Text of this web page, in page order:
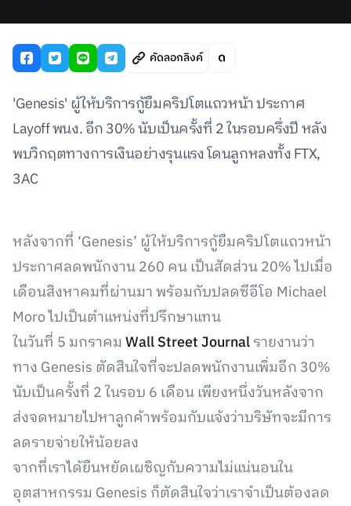
คัดลอกลิงค์
'Genesis' ผู้ให้บริการกู้ยืมคริปโตแถวหน้า ประกาศ
Layoff พนง. อีก 30% นับเป็นครั้งที่ 2 ในรอบครึ่งปี หลัง
พบวิกฤตทางการเงินอย่างรุนแรง โดนลูกหลงทั้ง FTX,
3AC
หลังจากที่ ‘Genesis’ ผู้ให้บริการกู้ยืมคริปโตแถวหน้า
ประกาศลดพนักงาน 260 คน เป็นสัดส่วน 20% ไปเมื่อ
เดือนสิงหาคมที่ผ่านมา พร้อมกับปลดซีอีโอ Michael
Moro ไปเป็นตำแหน่งที่ปรึกษาแทน
ในวันที่ 5 มกราคม Wall Street Journalรายงานว่า
ทาง Genesis ตัดสินใจที่จะปลดพนักงานเพิ่มอีก 30%
นับเป็นครั้งที่ 2 ในรอบ 6 เดือน เพียงหนึ่งวันหลังจาก
ส่งจดหมายไปหาลูกค้าพร้อมกับแจ้งว่าบริษัทจะมีการ
ลดรายจ่ายให้น้อยลง
จากที่เราได้ยืนหยัดเผชิญกับความไม่แน่นอนใน
อุตสาหกรรม Genesis ก็ตัดสินใจว่าเราจำเป็นต้องลด